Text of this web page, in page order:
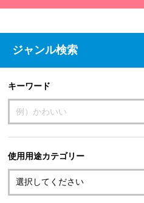
ジャンル検索
キーワード
使用用途カテゴリー